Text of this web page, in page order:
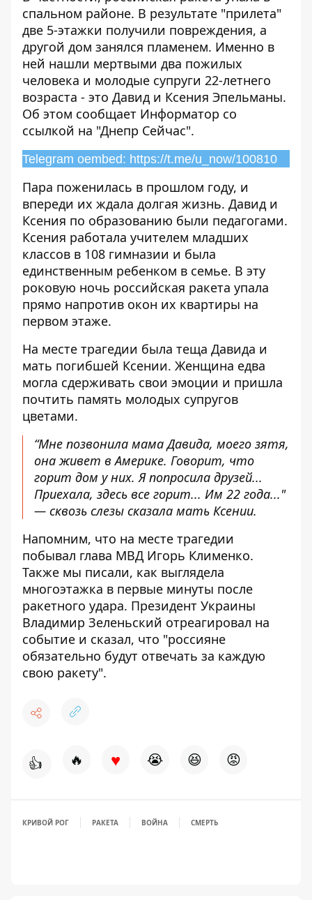
спальном районе. В результате "прилета"
две 5-этажки получили повреждения, а
другой дом занялся пламенем. Именно в
ней нашли мертвыми два пожилых
человека и молодые супруги 22-летнего
возраста - это Давид и Ксения Эпельманы.
Об этом сообщает Информатор со
ссылкой на "Днепр Сейчас".
Telegram oembed: https://t.me/u_now/100810
Пара поженилась в прошлом году, и
впереди их ждала долгая жизнь. Давид и
Ксения по образованию были педагогами.
Ксения работала учителем младших
классов в 108 гимназии и была
единственным ребенком в семье. В эту
роковую ночь российская ракета упала
прямо напротив окон их квартиры на
первом этаже.
На месте трагедии была теща Давида и
мать погибшей Ксении. Женщина едва
могла сдерживать свои эмоции и пришла
почтить память молодых супругов
цветами.
“Мне позвонила мама Давида, моего зятя,
она живет в Америке. Говорит, что
горит дом у них. Я попросила друзей...
Приехала, здесь все горит... Им 22 года..."
— сквозь слезы сказала мать Ксении.
Напомним, что на месте трагедии
побывал глава МВД Игорь Клименко.
Также мы писали, как выглядела
многоэтажка в первые минуты после
ракетного удара. Президент Украины
Владимир Зеленьский отреагировал на
событие и сказал, что "россияне
обязательно будут отвечать за каждую
свою ракету".
👍 🔥 ♥ 😭 😆 😡
КРИВОЙ РОГ РАКЕТА ВОЙНА СМЕРТЬ